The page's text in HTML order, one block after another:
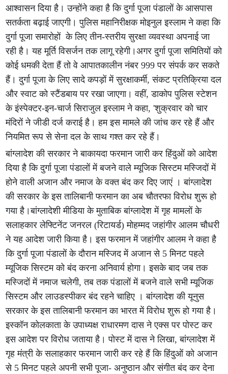
आश्वासन दिया है। उन्होंने कहा है कि दुर्गा पूजा पंडालों के आसपास
सतर्कता बढ़ाई जाएगी। पुलिस महानिरीक्षक मोइनुल इस्लाम ने कहा कि
दुर्गा पूजा समारोहों के लिए तीन-स्तरीय सुरक्षा व्यवस्था अपनाई जा
रही है। यह मूर्ति विसर्जन तक लागू रहेगी।अगर दुर्गा पूजा समितियों को
कोई धमकी देता हैं तो वे आपातकालीन नंबर 999 पर संपर्क कर सकते
हैं। दुर्गा पूजा के लिए सादे कपड़ों में सुरक्षाकर्मी, संकट प्रतिक्रिया दल
और स्वाट को स्टैंडबाय पर रखा जाएगा। वहीं, डाकोप पुलिस स्टेशन
के इंस्पेक्टर-इन-चार्ज सिराजुल इस्लाम ने कहा, 'शुक्रवार को चार
मंदिरों ने जीडी दर्ज कराई है। हम इस मामले की जांच कर रहे हैं और
नियमित रूप से सेना दल के साथ गश्त कर रहे हैं।
बांग्लादेश की सरकार ने बाकायदा फरमान जारी कर हिंदुओं को आदेश
दिया है कि दुर्गा पूजा पंडालों में बजने वाले म्यूजिक सिस्टम मस्जिदों में
होने वाली अजान और नमाज के वक्त बंद कर दिए जाएं । बांग्लादेश
की सरकार के इस तालिबानी फरमान का अब चौतरफा विरोध शुरू हो
गया है।बांग्लादेशी मीडिया के मुताबिक बांग्लादेश में गृह मामलों के
सलाहकार लेफ्टिनेंट जनरल (रिटायर्ड) मोहम्मद जहांगीर आलम चौधरी
ने यह आदेश जारी किया है। इस फरमान में जहांगीर आलम ने कहा है
कि दुर्गा पूजा पंडालों के दौरान मस्जिद में अजान से 5 मिनट पहले
म्यूजिक सिस्टम को बंद करना अनिवार्य होगा। इसके बाद जब तक
मस्जिदों में नमाज चलेगी, तब तक पंडालों में बजने वाले सभी म्यूजिक
सिस्टम और लाउडस्पीकर बंद रहने चाहिए । बांग्लादेश की यूनुस
सरकार के इस तालिबानी फरमान का भारत में विरोध शुरू हो गया है।
इस्कॉन कोलकाता के उपाध्यक्ष राधारमण दास ने एक्स पर पोस्ट कर
इस आदेश पर विरोध जताया है। पोस्ट में दास ने लिखा, बांग्लादेश में
गृह मंत्री के सलाहकार फरमान जारी कर रहे हैं कि हिंदुओं को अजान
से 5 मिनट पहले अपनी सभी पूजा- अनुष्ठान और संगीत बंद कर देना